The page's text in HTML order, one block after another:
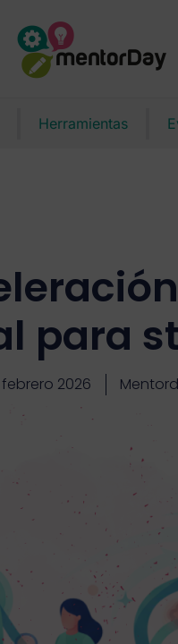
Herramientas
para
febrero 2026